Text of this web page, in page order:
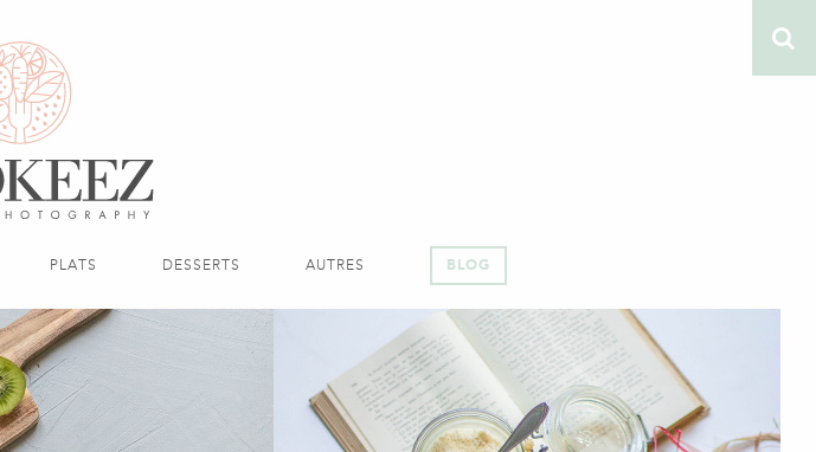
PLATS DESSERTS AUTRES BLOG